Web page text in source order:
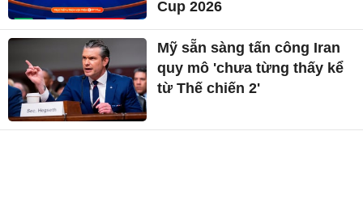
Cup 2026
Mỹ sẵn sàng tấn công Iran
quy mô 'chưa từng thấy kể
từ Thế chiến 2'